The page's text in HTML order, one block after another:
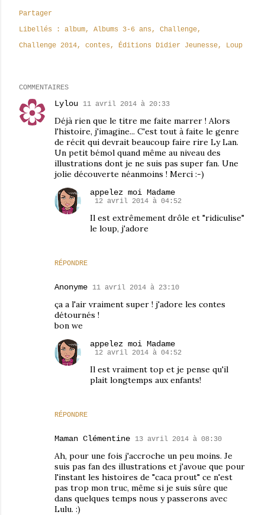
Partager
Libellés :
album Albums 3-6 ans
Challenge
Challenge 2014
contes Éditions Didier Jeunesse Loup
COMMENTAIRES
Lylou 11 avril 2014 à 20:33
Déjà rien que le titre me faite marrer ! Alors
l'histoire, j'imagine... C'est tout à faite le genre
de récit qui devrait beaucoup faire rire Ly Lan.
Un petit bémol quand même au niveau des
illustrations dont je ne suis pas super fan. Une
jolie découverte néanmoins ! Merci :-)
RÉPONDRE
appelez moi Madame
12 avril 2014 à 04:52
Il est extrêmement drôle et "ridiculise"
le loup, j'adore
Anonyme 11 avril 2014 à 23:10
ça a l'air vraiment super ! j'adore les contes
détournés !
bon we
RÉPONDRE
appelez moi Madame
12 avril 2014 à 04:52
Il est vraiment top et je pense qu'il
plait longtemps aux enfants!
Maman Clémentine 13 avril 2014 à 08:30
Ah, pour une fois j'accroche un peu moins. Je
suis pas fan des illustrations et j'avoue que pour
l'instant les histoires de "caca prout" ce n'est
pas trop mon truc, même si je suis sûre que
dans quelques temps nous y passerons avec
Lulu. :)